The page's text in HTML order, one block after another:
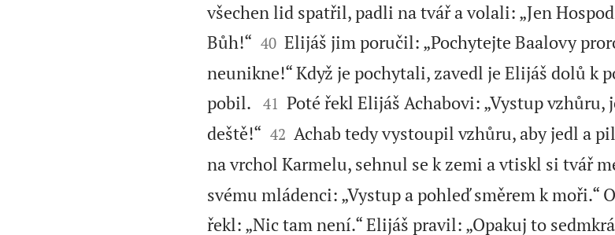
všechen lid spatřil, padli na tvář a volali: „Jen
Bůh!“
40 Elijáš jim poručil: „Pochytejte Baalovy
neunikne!“ Když je pochytali, zavedl je Elijáš dolů k
pobil. 

41 Poté řekl Elijáš Achabovi: „Vystup vzhůru,
deště!“
42 Achab tedy vystoupil vzhůru, aby jedl a
na vrchol Karmelu, sehnul se k zemi a vtiskl si tvář
svému mládenci: „Vystup a pohleď směrem k moři.“
řekl: „Nic tam není.“ Elijáš pravil: „Opakuj to